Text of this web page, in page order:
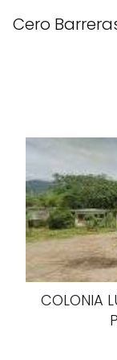
Cero
COLONIA